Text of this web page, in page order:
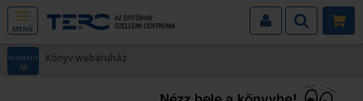
MENÜ
ALMENÜ Könyv webáruház